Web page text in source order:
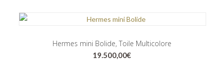
Hermes mini Bolide, Toile Multicolore
19.500,00€